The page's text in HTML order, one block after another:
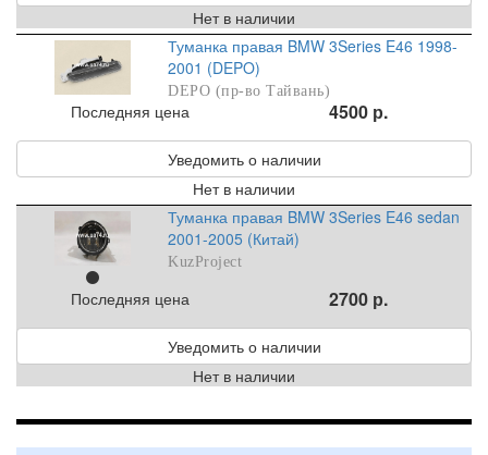
Нет в наличии
Туманка правая BMW 3Series E46 1998-
2001 (DEPO)
DEPO (пр-во Тайвань)
Последняя цена 4500 р.
Уведомить о наличии
Нет в наличии
Туманка правая BMW 3Series E46 sedan
2001-2005 (Китай)
KuzProject
Последняя цена 2700 р.
Уведомить о наличии
Нет в наличии